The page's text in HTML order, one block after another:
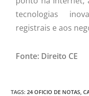
tecnologias
registrais e aos
Fonte: Direito CE
TAGS:24 OFICIO DE NOTAS,